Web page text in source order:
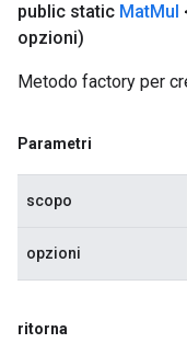
public static MatMul
opzioni)
Metodo factory per
Parametri
scopo
opzioni
ritorna